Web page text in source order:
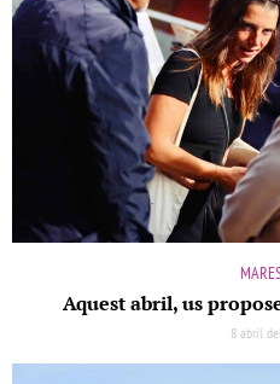
Aquest abril, us
8 abril